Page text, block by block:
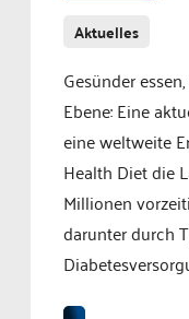
Aktuelles
Gesünder
Ebene: Eine
eine weltweite
Health Diet die
Millionen
darunter durch